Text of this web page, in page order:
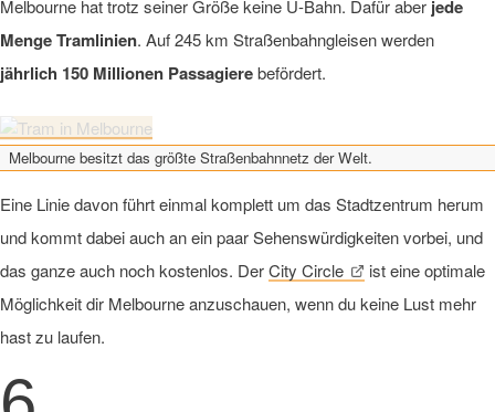
Melbourne hat trotz seiner Größe keine U-Bahn. Dafür aber jede
Menge Tramlinien. Auf 245 km Straßenbahngleisen werden
jährlich 150 Millionen Passagierebefördert.
Melbourne besitzt das größte Straßenbahnnetz der Welt.
Eine Linie davon führt einmal komplett um das Stadtzentrum herum
und kommt dabei auch an ein paar Sehenswürdigkeiten vorbei, und
das ganze auch noch kostenlos. DerCity Circle
ist eine optimale
Möglichkeit dir Melbourne anzuschauen, wenn du keine Lust mehr
hast zu laufen.